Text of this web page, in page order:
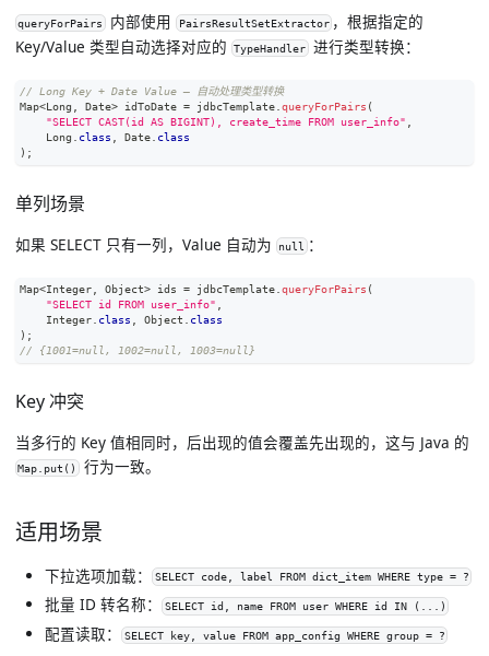
queryForPairs 内部使用 PairsResultSetExtractor ，根据指定的
Key/Value 类型自动选择对应的
TypeHandler 进行类型转换：
// Long Key + Date Value — 自动处理类型转换
Map<Long Date> idToDate = jdbcTemplate. queryForPairs (
"SELECT CAST(id AS BIGINT), create_time FROM user_info"
Long
class Date.
class
) ;
单列场景
如果 SELECT 只有一列，Value 自动为 null ：
Map<Integer, Object> ids = jdbcTemplate. queryForPairs (
"SELECT id FROM user_info"
Integer. class Object
class
) ;
// {1001=null, 1002=null, 1003=null}
Key 冲突
当多行的 Key 值相同时，后出现的值会覆盖先出现的，这与 Java 的
Map.put() 行为一致。
适用场景
下拉选项加载： SELECT code, label FROM dict_item WHERE type = ?
批量 ID 转名称： SELECT id, name FROM user WHERE id IN (...)
配置读取： SELECT key, value FROM app_config WHERE group = ?